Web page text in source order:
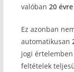
valóban 20 évre
Ez azonban
automatikusan
jogi
feltételek